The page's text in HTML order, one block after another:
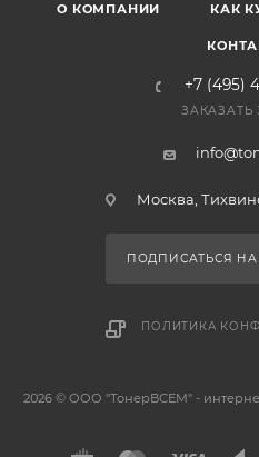
О КОМПАНИИ КАК
+7 (495)
ЗАКАЗАТЬ
Москва,
ПОДПИСАТЬСЯ
ПОЛИТИКА
2026 © ООО "ТонерВСЕМ" -